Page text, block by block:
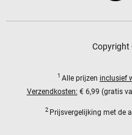
Copyright
1 Alle prijzen inclusief
Verzendkosten: € 6,99 (gratis
2 Prijsvergelijking met de